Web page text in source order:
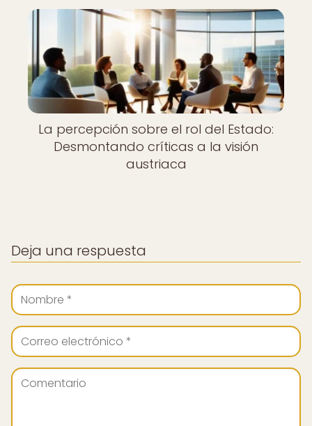
La percepción sobre el rol del Estado:
Desmontando críticas a la visión
austriaca
Deja una respuesta